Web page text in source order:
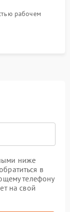
рабочем
ниже
в
телефону
на свой